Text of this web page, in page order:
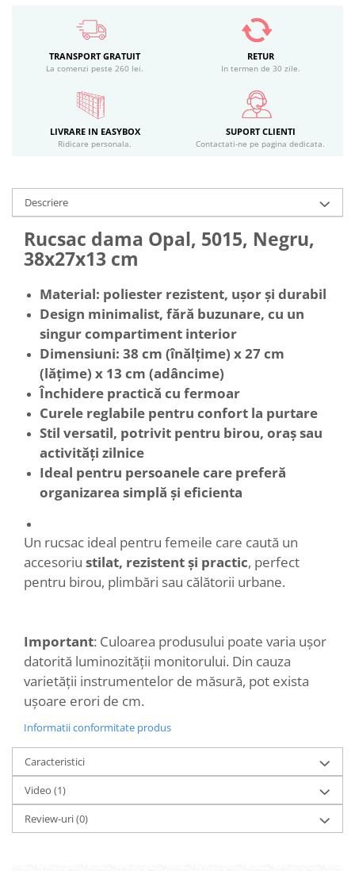
TRANSPORT GRATUIT
La comenzi peste 260 lei.
RETUR
In termen de 30 zile.
LIVRARE IN EASYBOX
Ridicare personala.
SUPORT CLIENTI
Contactati-ne pe pagina dedicata.
Descriere
Rucsac dama Opal, 5015, Negru,
38x27x13 cm
Material: poliester rezistent, ușor și durabil
Design minimalist, fără buzunare, cu un
singur compartiment interior
Dimensiuni: 38 cm (înălțime) x 27 cm
(lățime) x 13 cm (adâncime)
Închidere practică cu fermoar
Curele reglabile pentru confort la purtare
Stil versatil, potrivit pentru birou, oraș sau
activități zilnice
Ideal pentru persoanele care preferă
organizarea simplă și eficienta
Un rucsac ideal pentru femeile care caută un
accesoriu stilat, rezistent și practic, perfect
pentru birou, plimbări sau călătorii urbane.
Important: Culoarea produsului poate varia ușor
datorită luminozității monitorului. Din cauza
varietății instrumentelor de măsură, pot exista
ușoare erori de cm.
Informatii conformitate produs
Caracteristici
Video (1)
Review-uri(0)